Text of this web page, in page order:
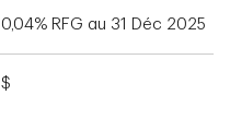
0,04% RFG au 31 Déc 2025
$